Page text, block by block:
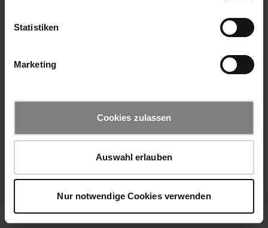
Statistiken
Marketing
Cookies zulassen
Auswahl erlauben
Nur notwendige Cookies verwenden